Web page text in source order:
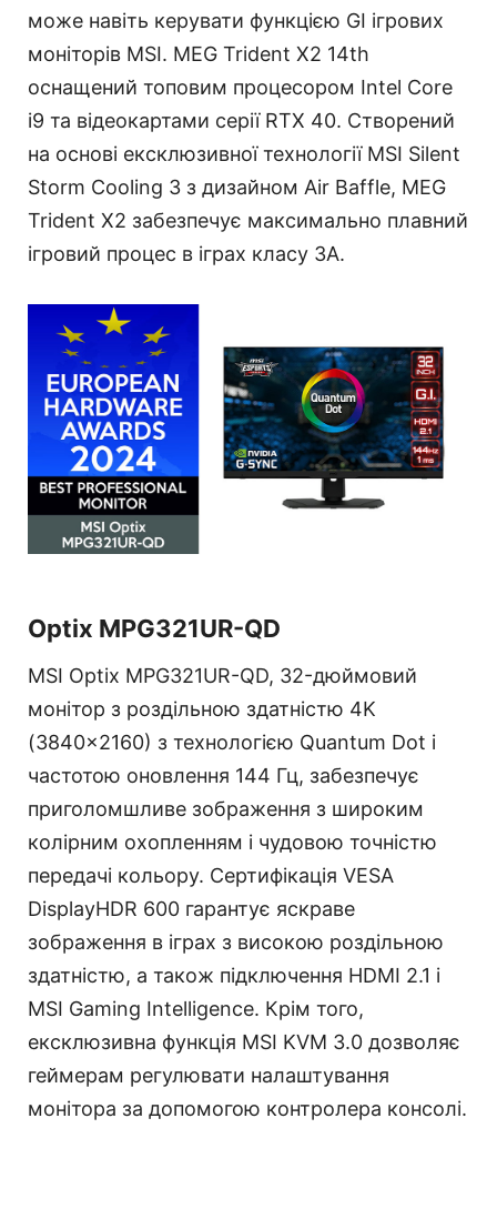
може навіть керувати функцією GI ігрових
моніторів MSI. MEG Trident X2 14th
оснащений топовим процесором Intel Core
i9 та відеокартами серії RTX 40. Створений
на основі ексклюзивної технології MSI Silent
Storm Cooling 3 з дизайном Air Baffle, MEG
Trident X2 забезпечує максимально плавний
ігровий процес в іграх класу 3A.
Optix MPG321UR-QD
MSI Optix MPG321UR-QD, 32-дюймовий
монітор з роздільною здатністю 4K
(3840x2160) з технологією Quantum Dot і
частотою оновлення 144 Гц, забезпечує
приголомшливе зображення з широким
колірним охопленням і чудовою точністю
передачі кольору. Сертифікація VESA
DisplayHDR 600 гарантує яскраве
зображення в іграх з високою роздільною
здатністю, а також підключення HDMI 2.1 і
MSI Gaming Intelligence. Крім того,
ексклюзивна функція MSI KVM 3.0 дозволяє
геймерам регулювати налаштування
монітора за допомогою контролера консолі.